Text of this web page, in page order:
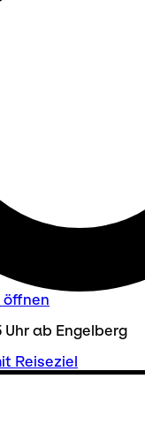
öffnen
Uhr ab Engelberg
Reiseziel